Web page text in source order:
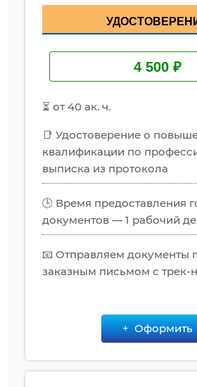
4 500 ₽
⏳ от 40 ак. ч.
📑 Удостоверение о
квалификации по
выписка из протокола
🕒 Время предоставления
документов — 1 рабочий
📧 Отправляем документы
заказным письмом с трек-
Оформить